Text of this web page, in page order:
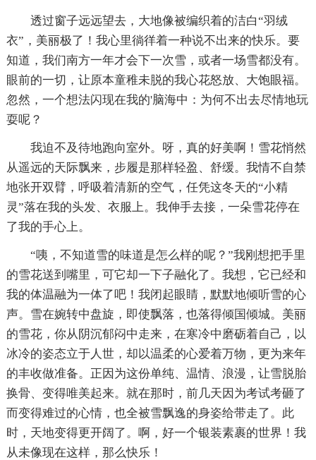
透过窗子远远望去，大地像被编织着的洁白“羽绒
衣”，美丽极了！我心里徜徉着一种说不出来的快乐。要
知道，我们南方一年才会下一次雪，或者一场雪都没有。
眼前的一切，让原本童稚未脱的我心花怒放、大饱眼福。
忽然，一个想法闪现在我的'脑海中：为何不出去尽情地玩
耍呢？
我迫不及待地跑向室外。呀，真的好美啊！雪花悄然
从遥远的天际飘来，步履是那样轻盈、舒缓。我情不自禁
地张开双臂，呼吸着清新的空气，任凭这冬天的“小精
灵”落在我的头发、衣服上。我伸手去接，一朵雪花停在
了我的手心上。
“咦，不知道雪的味道是怎么样的呢？”我刚想把手里
的雪花送到嘴里，可它却一下子融化了。我想，它已经和
我的体温融为一体了吧！我闭起眼睛，默默地倾听雪的心
声。雪在婉转中盘旋，即使飘落，也落得倾国倾城。美丽
的雪花，你从阴沉郁闷中走来，在寒冷中磨砺着自己，以
冰冷的姿态立于人世，却以温柔的心爱着万物，更为来年
的丰收做准备。正因为这份单纯、温情、浪漫，让雪脱胎
换骨、变得唯美起来。就在那时，前几天因为考试考砸了
而变得难过的心情，也全被雪飘逸的身姿给带走了。此
时，天地变得更开阔了。啊，好一个银装素裹的世界！我
从未像现在这样，那么快乐！